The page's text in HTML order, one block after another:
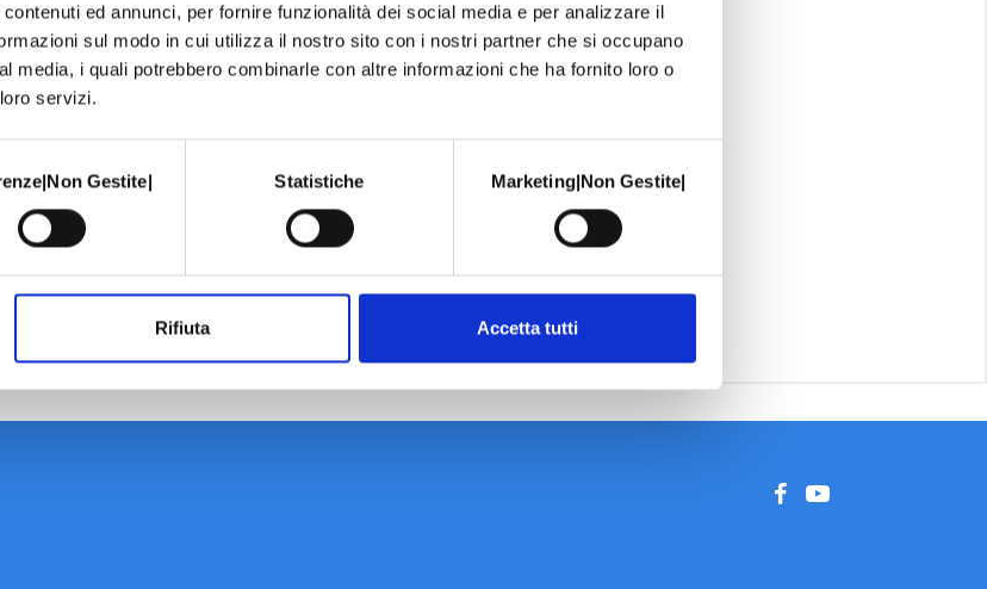
ed annunci, per fornire funzionalità dei social media e per analizzare il
sul modo in cui utilizza il nostro sito con i nostri partner che si occupano
media, i quali potrebbero combinarle con altre informazioni che ha fornito loro o
servizi.
Gestite| Statistiche Marketing|Non Gestite|
Rifiuta Accetta tutti